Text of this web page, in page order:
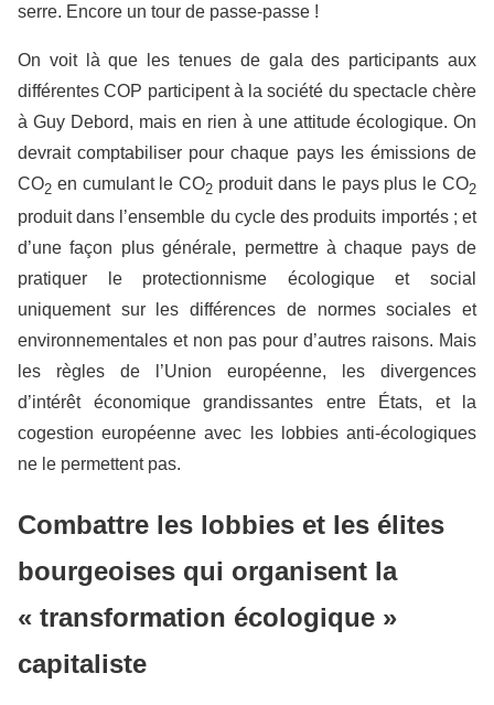
serre. Encore un tour de passe-passe !
On voit là que les tenues de gala des participants aux
différentes COP participent à la société du spectacle chère
à Guy Debord, mais en rien à une attitude écologique. On
devrait comptabiliser pour chaque pays les émissions de
CO2 en cumulant le CO2 produit dans le pays plus le CO2
produit dans l’ensemble du cycle des produits importés ; et
d’une façon plus générale, permettre à chaque pays de
pratiquer le protectionnisme écologique et social
uniquement sur les différences de normes sociales et
environnementales et non pas pour d’autres raisons. Mais
les règles de l’Union européenne, les divergences
d’intérêt économique grandissantes entre États, et la
cogestion européenne avec les lobbies anti-écologiques
ne le permettent pas.
Combattre les lobbies et les élites
bourgeoises qui organisent la
« transformation écologique »
capitaliste